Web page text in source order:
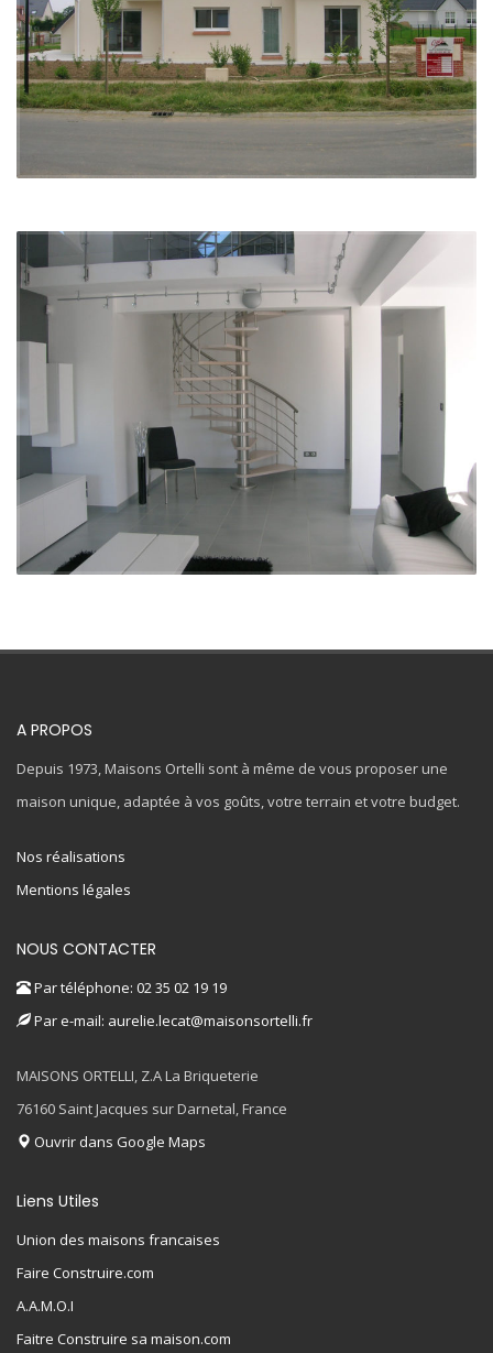
A PROPOS
Depuis 1973, Maisons Ortelli sont à même de vous proposer une
maison unique, adaptée à vos goûts, votre terrain et votre budget.
Nos réalisations
Mentions légales
NOUS CONTACTER
Par téléphone: 02 35 02 19 19
Par e-mail: aurelie.lecat@maisonsortelli.fr
MAISONS ORTELLI, Z.A La Briqueterie
76160 Saint Jacques sur Darnetal, France
Ouvrir dans Google Maps
Liens Utiles
Union des maisons francaises
Faire Construire.com
A.A.M.O.I
Faitre Construire sa maison.com